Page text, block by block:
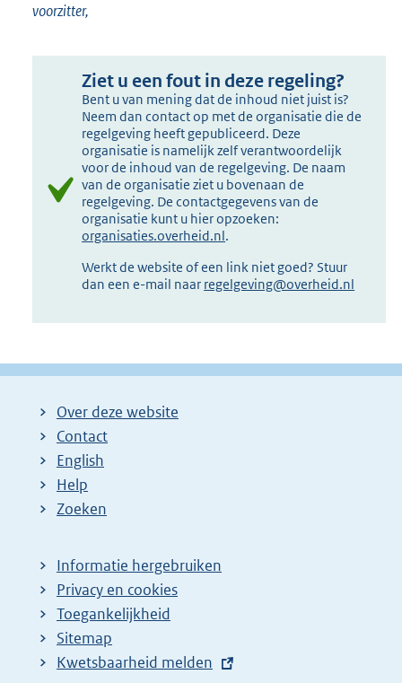
voorzitter,
Ziet u een fout in deze regeling?
Bent u van mening dat de inhoud niet juist is?
Neem dan contact op met de organisatie die de
regelgeving heeft gepubliceerd. Deze
organisatie is namelijk zelf verantwoordelijk
voor de inhoud van de regelgeving. De naam
van de organisatie ziet u bovenaan de
regelgeving. De contactgegevens van de
organisatie kunt u hier opzoeken:
organisaties.overheid.nl.
Werkt de website of een link niet goed? Stuur
dan een e-mail naar regelgeving@overheid.nl
Over deze website
Contact
English
Help
Zoeken
Informatie hergebruiken
Privacy en cookies
Toegankelijkheid
Sitemap
E
Kwetsbaarheid melden